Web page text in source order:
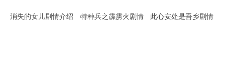
消失的女儿剧情介绍
特种兵之霹雳火剧情
此心安处是吾乡剧情